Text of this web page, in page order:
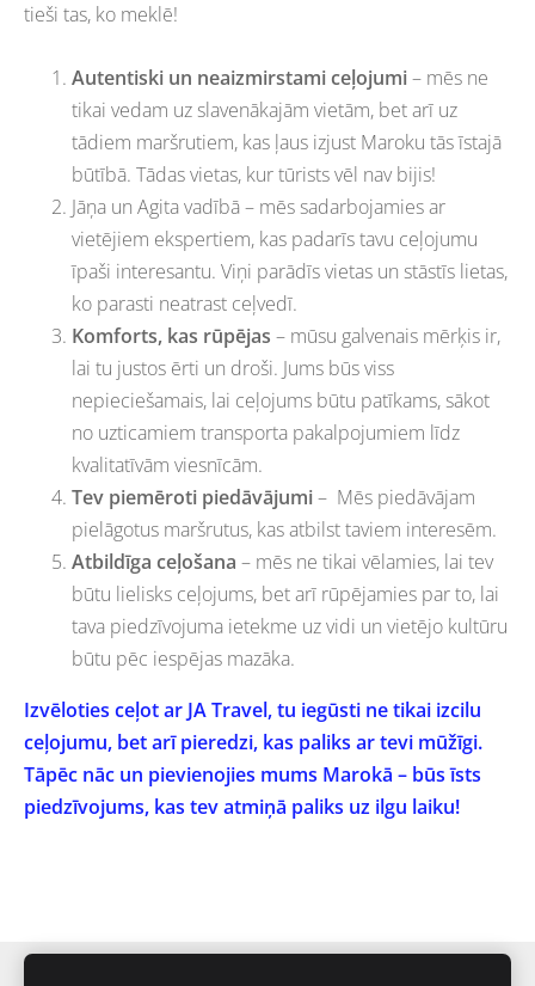
tieši tas, ko meklē!
Autentiski un neaizmirstami ceļojumi– mēs ne
tikai vedam uz slavenākajām vietām, bet arī uz
tādiem maršrutiem, kas ļaus izjust Maroku tās īstajā
būtībā. Tādas vietas, kur tūrists vēl nav bijis!
Jāņa un Agita vadībā – mēs sadarbojamies ar
vietējiem ekspertiem, kas padarīs tavu ceļojumu
īpaši interesantu. Viņi parādīs vietas un stāstīs lietas,
ko parasti neatrast ceļvedī.
Komforts, kas rūpējas – mūsu galvenais mērķis ir,
lai tu justos ērti un droši. Jums būs viss
nepieciešamais, lai ceļojums būtu patīkams, sākot
no uzticamiem transporta pakalpojumiem līdz
kvalitatīvām viesnīcām.
Tev piemēroti piedāvājumi– Mēs piedāvājam
pielāgotus maršrutus, kas atbilst taviem interesēm.
Atbildīga ceļošana – mēs ne tikai vēlamies, lai tev
būtu lielisks ceļojums, bet arī rūpējamies par to, lai
tava piedzīvojuma ietekme uz vidi un vietējo kultūru
būtu pēc iespējas mazāka.
Izvēloties ceļot ar JA Travel, tu iegūsti ne tikai izcilu
ceļojumu, bet arī pieredzi, kas paliks ar tevi mūžīgi.
Tāpēc nāc un pievienojies mums Marokā – būs īsts
piedzīvojums, kas tev atmiņā paliks uz ilgu laiku!